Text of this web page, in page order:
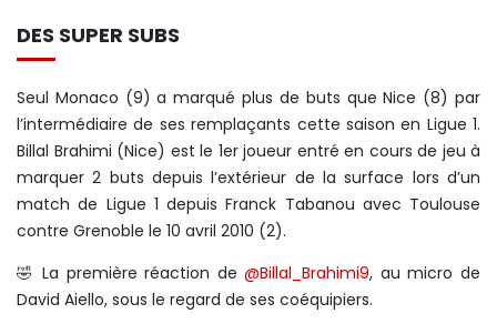
DES SUPER SUBS
Seul Monaco (9) a marqué plus de buts que Nice (8) par
l’intermédiaire de ses remplaçants cette saison en Ligue 1.
Billal Brahimi (Nice) est le 1er joueur entré en cours de jeu à
marquer 2 buts depuis l’extérieur de la surface lors d’un
match de Ligue 1 depuis Franck Tabanou avec Toulouse
contre Grenoble le 10 avril 2010 (2).
🤣 La première réaction de@Billal_Brahimi9, au micro de
David Aiello, sous le regard de ses coéquipiers.